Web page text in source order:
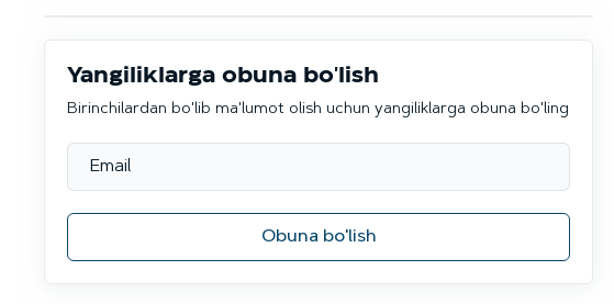
Yangiliklarga obuna bo'lish
Birinchilardan bo'lib ma'lumot olish uchun yangiliklarga obuna bo'ling
Obuna bo'lish